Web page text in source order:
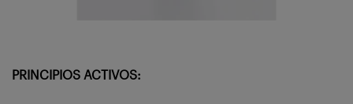
PRINCIPIOS ACTIVOS: